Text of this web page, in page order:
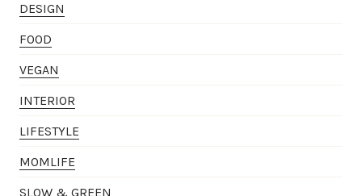
DESIGN
FOOD
VEGAN
INTERIOR
LIFESTYLE
MOMLIFE
SLOW & GREEN